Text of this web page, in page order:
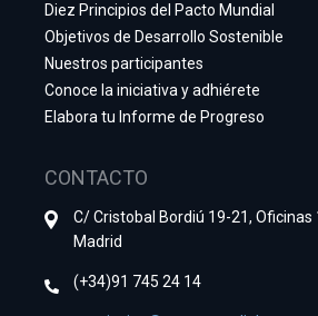
Diez Principios del Pacto Mundial
Objetivos de Desarrollo Sostenible
Nuestros participantes
Conoce la iniciativa y adhiérete
Elabora tu Informe de Progreso
CONTACTO
C/ Cristobal Bordiú 19-21, Oficinas
Madrid
(+34)91 745 24 14